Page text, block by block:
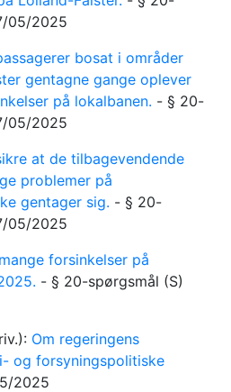
05/2025
bosat i områder
gentagne gange oplever
på lokalbanen. - § 20-
05/2025
at de tilbagevendende
problemer på
gentager sig. - § 20-
05/2025
forsinkelser på
- § 20-spørgsmål (S)
Om regeringens
og forsyningspolitiske
2025